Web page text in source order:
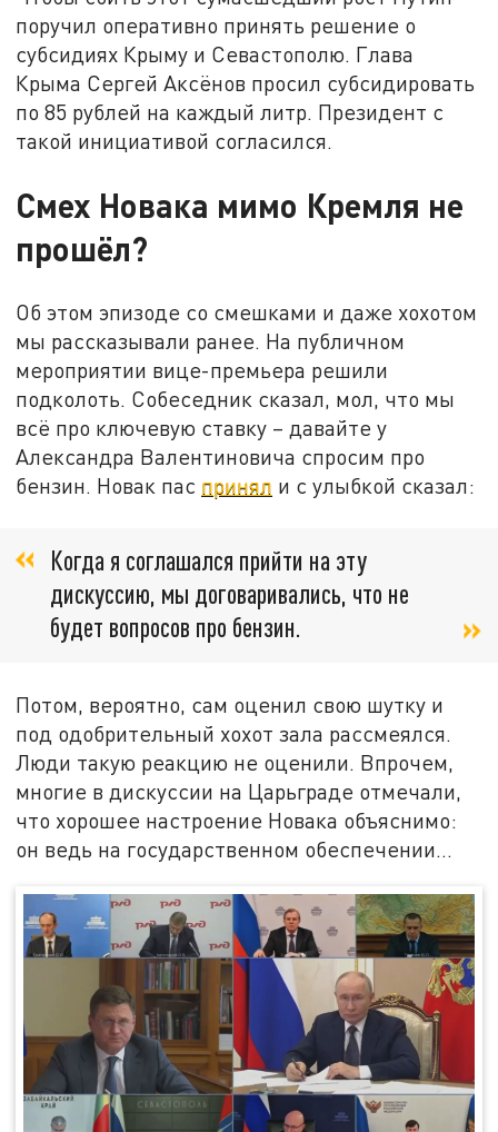
поручил оперативно принять решение о
субсидиях Крыму и Севастополю. Глава
Крыма Сергей Аксёнов просил субсидировать
по 85 рублей на каждый литр. Президент с
такой инициативой согласился.
Смех Новака мимо Кремля не
прошёл?
Об этом эпизоде со смешками и даже хохотом
мы рассказывали ранее. На публичном
мероприятии вице-премьера решили
подколоть. Собеседник сказал, мол, что мы
всё про ключевую ставку – давайте у
Александра Валентиновича спросим про
бензин. Новак пас принял и с улыбкой сказал:
Когда я соглашался прийти на эту
дискуссию, мы договаривались, что не
будет вопросов про бензин.
Потом, вероятно, сам оценил свою шутку и
под одобрительный хохот зала рассмеялся.
Люди такую реакцию не оценили. Впрочем,
многие в дискуссии на Царьграде отмечали,
что хорошее настроение Новака объяснимо:
он ведь на государственном обеспечении…